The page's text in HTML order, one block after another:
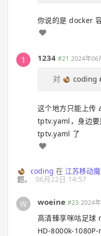
你说的是 docker
1234 #21 2024年06
对 coding
这个地方只能上传
tptv.yaml，身边
tptv.yaml 了
coding 在 江苏移动
题。
06月22日 14:57
woeine #23 2024
高清臻享咪咕足球
HD-8000k-